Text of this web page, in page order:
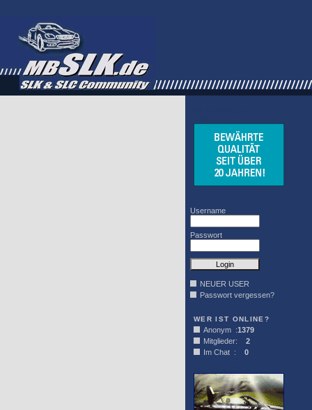
Username
Passwort
NEUER USER
Passwort vergessen?
WER IST ONLINE?
Anonym :1379
Mitglieder: 2
Im Chat : 0